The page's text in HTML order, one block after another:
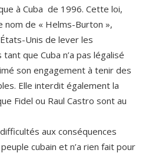
à Cuba de 1996. Cette loi,
nom de « Helms-Burton »,
Unis de lever les
que Cuba n’a pas légalisé
son engagement à tenir des
Elle interdit également la
Fidel ou Raul Castro sont au
aux conséquences
cubain et n’a rien fait pour